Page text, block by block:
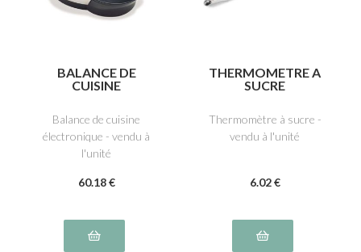
BALANCE DE
CUISINE
Balance de cuisine
électronique - vendu à
l'unité
60.18 €
THERMOMETRE A
SUCRE
Thermomètre à sucre -
vendu à l'unité
6.02 €